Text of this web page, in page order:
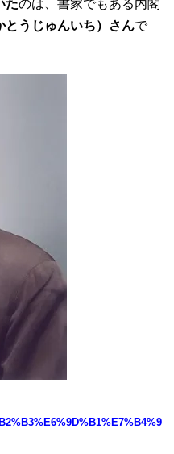
たのは、書家でもある内閣
とうじゅんいち）さんで